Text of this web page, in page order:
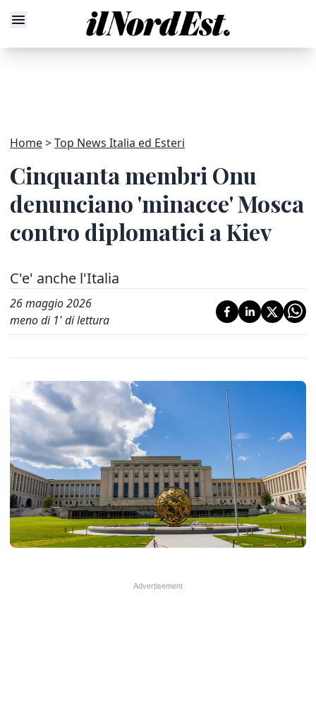
Home Top News Italia ed Esteri
Cinquanta membri Onu
denunciano 'minacce' Mosca
contro diplomatici a Kiev
C'e' anche l'Italia
26 maggio 2026
meno di 1' di lettura